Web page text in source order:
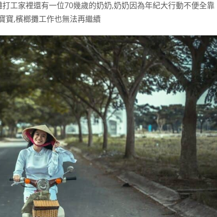
工家裡還有一位70幾歲的奶奶,奶奶因為年紀大行動不便全靠
寶,檳榔攤工作也無法再繼續